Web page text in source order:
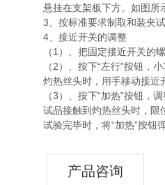
悬挂在支架板下方。如图所
3、按标准要求制取和装夹
4、接近开关的调整
（1）、把固定接近开关的
（2）、按下“左行”按钮，
灼热丝头时，用手移动接近
（3）、按下“加热”按钮，
试品接触到灼热丝头时，限
试验完毕时，将“加热”按钮
产品咨询